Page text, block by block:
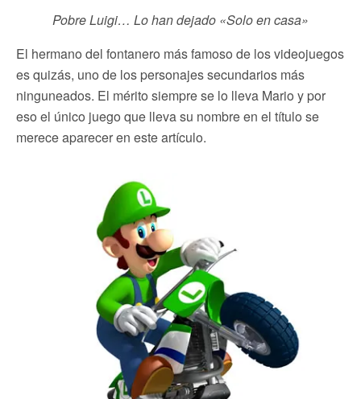
Pobre Luigi… Lo han dejado «Solo en casa»
El hermano del fontanero más famoso de los videojuegos
es quizás, uno de los personajes secundarios más
ninguneados. El mérito siempre se lo lleva Mario y por
eso el único juego que lleva su nombre en el título se
merece aparecer en este artículo.